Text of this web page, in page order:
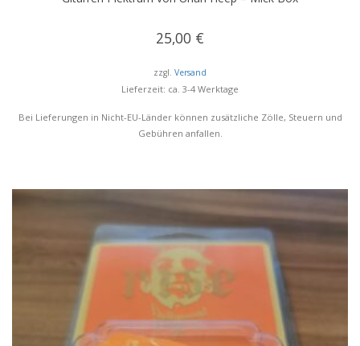
25,00 €
zzgl. Versand
Lieferzeit: ca. 3-4 Werktage
Bei Lieferungen in Nicht-EU-Länder können zusätzliche Zölle, Steuern und
Gebühren anfallen.